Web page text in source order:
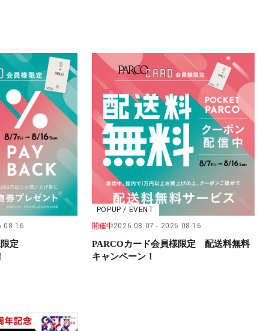
限定
POPUP / EVENT
開催中2026.08.07 2026.08.16
PARCOカード会員様限定 配送料無料
キャンペーン！